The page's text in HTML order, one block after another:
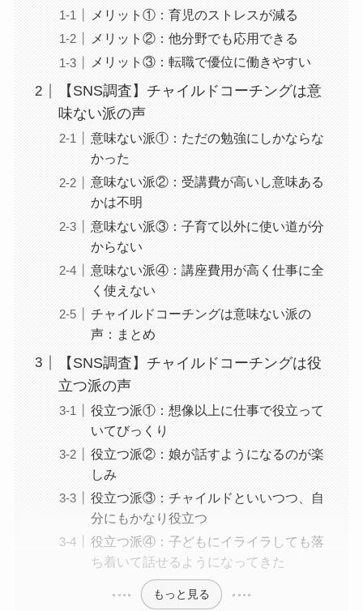
メリット①：育児のストレスが減る
メリット②：他分野でも応用できる
メリット③：転職で優位に働きやすい
【SNS調査】チャイルドコーチングは意
味ない派の声
意味ない派①：ただの勉強にしかならな
かった
意味ない派②：受講費が高いし意味ある
かは不明
意味ない派③：子育て以外に使い道が分
からない
意味ない派④：講座費用が高く仕事に全
く使えない
チャイルドコーチングは意味ない派の
声：まとめ
【SNS調査】チャイルドコーチングは役
立つ派の声
役立つ派①：想像以上に仕事で役立って
いてびっくり
役立つ派②：娘が話すようになるのが楽
しみ
役立つ派③：チャイルドといいつつ、自
分にもかなり役立つ
役立つ派④：子どもにイライラしても落
ち着いて話せるようになってきた
もっと見る